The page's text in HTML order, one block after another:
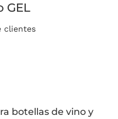
GEL
clientes
botellas de vino y